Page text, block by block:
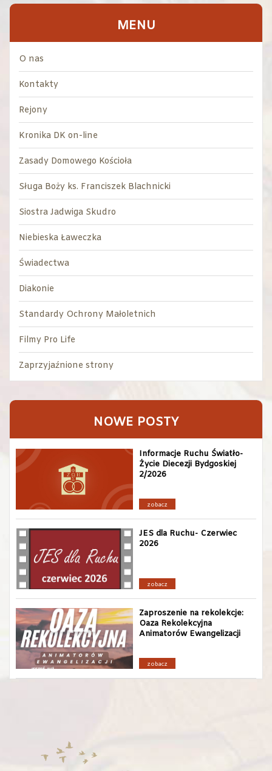
MENU
O nas
Kontakty
Rejony
Kronika DK on-line
Zasady Domowego Kościoła
Sługa Boży ks. Franciszek Blachnicki
Siostra Jadwiga Skudro
Niebieska Ławeczka
Świadectwa
Diakonie
Standardy Ochrony Małoletnich
Filmy Pro Life
Zaprzyjaźnione strony
NOWE POSTY
Informacje Ruchu Światło-
Życie Diecezji Bydgoskiej
2/2026
zobacz
JES dla Ruchu- Czerwiec
2026
zobacz
Zaproszenie na rekolekcje:
Oaza Rekolekcyjna
Animatorów Ewangelizacji
zobacz